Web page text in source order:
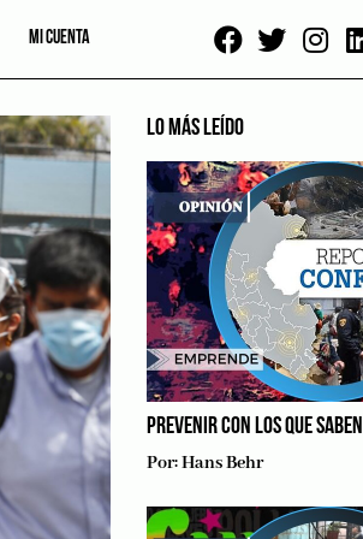
MI CUENTA
LO MÁS LEÍDO
PREVENIR CON LOS QUE SABEN
Por:Hans Behr